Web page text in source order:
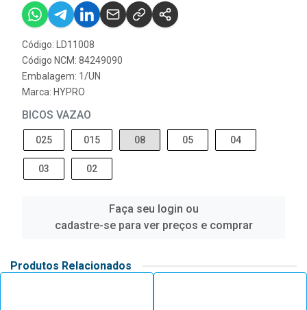
Código: LD11008
Código NCM: 84249090
Embalagem: 1/UN
Marca: HYPRO
BICOS VAZAO
025 015 08 05 04
03 02
Faça seu login ou
cadastre-se para ver preços e comprar
Produtos Relacionados